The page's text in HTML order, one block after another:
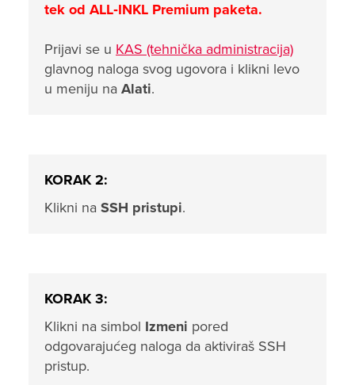
tek od ALL‑INKL Premium paketa.
Prijavi se u KAS (tehnička administracija)
glavnog naloga svog ugovora i klikni levo
u meniju na Alati.
KORAK 2:
Klikni na SSH pristupi.
KORAK 3:
Klikni na simbol Izmeni pored
odgovarajućeg naloga da aktiviraš SSH
pristup.